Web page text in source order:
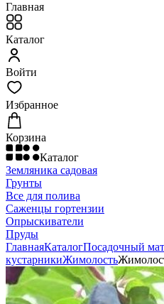
Главная
Каталог
Войти
Избранное
Корзина
Каталог
Земляника садовая
Грунты
Все для полива
Саженцы гортензии
Опрыскиватели
Пруды
ГлавнаяКаталогПосадочный
кустарникиЖимолость